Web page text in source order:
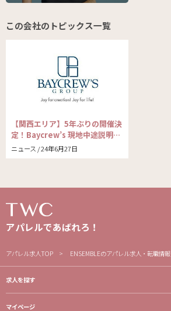
この会社のトピックス一覧
ニュース / 24年6月27日
【関西エリア】5年ぶりの開催決
定！Baycrew’s 現地中途説明…
アパレルであばれろ！
アパレル求人TOP ENSEMBLEのアパレル求人・転職情報
求人を探す
マイページ